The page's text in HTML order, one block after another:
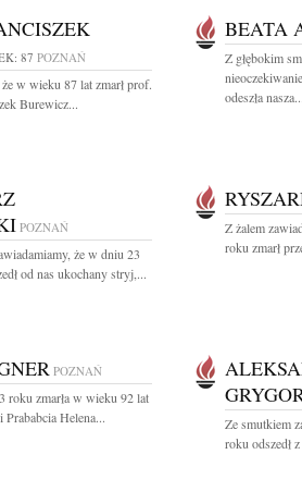
87 POZNAŃ
w wieku 87 lat zmarł prof.
Burewicz...
BEATA
Z głębokim
odeszła
POZNAŃ
że w dniu 23
od nas ukochany stryj,...
Z żalem
roku zmarł
POZNAŃ
roku zmarła w wieku 92 lat
Helena...
Ze smutkiem
roku odszedł